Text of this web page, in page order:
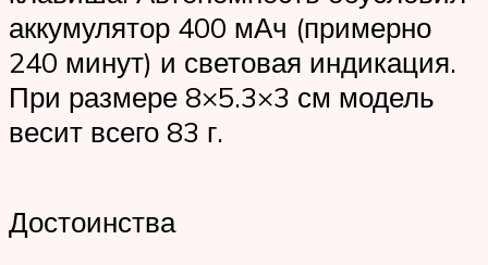
аккумулятор 400 мАч (примерно
240 минут) и световая индикация.
При размере 8×5.3×3 см модель
весит всего 83 г.
Достоинства